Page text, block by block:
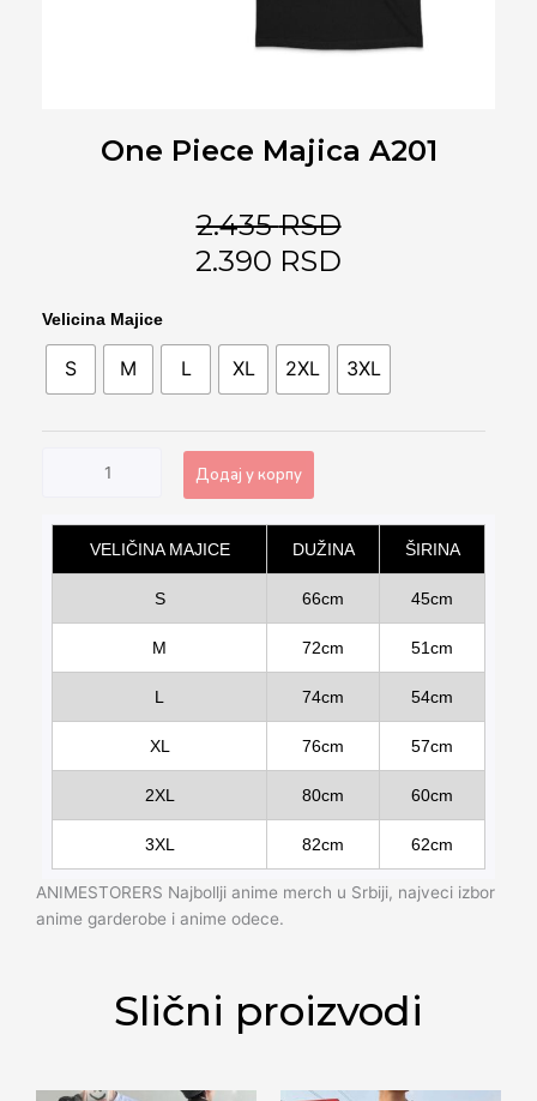
One Piece Majica A201
2.435RSD
2.390 RSD
Velicina Majice
S M L XL 2XL 3XL
One
Piece
Majica
A201
Додај у корпу
Alternative:
VELIČINA MAJICE
DUŽINA ŠIRINA
S 66cm 45cm
M 72cm 51cm
L 74cm 54cm
XL 76cm 57cm
2XL 80cm 60cm
3XL 82cm 62cm
ANIMESTORERS Najbollji anime merch u Srbiji, najveci izbor
anime garderobe i anime odece.
Slični proizvodi